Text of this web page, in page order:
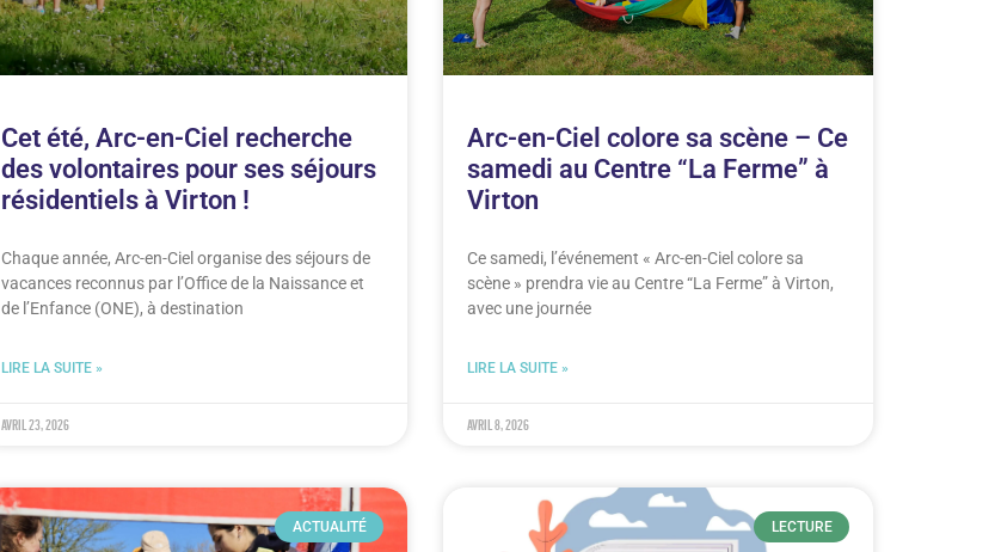
Cet été, Arc-en-Ciel recherche
des volontaires pour ses séjours
résidentiels à Virton !
Chaque année, Arc-en-Ciel organise des séjours de
vacances reconnus par l’Office de la Naissance et
de l’Enfance (ONE), à destination
LIRE LA SUITE »
avril 23, 2026
Arc-en-Ciel colore sa scène – Ce
samedi au Centre “La Ferme” à
Virton
Ce samedi, l’événement « Arc-en-Ciel colore sa
scène » prendra vie au Centre “La Ferme” à Virton,
avec une journée
LIRE LA SUITE »
avril 8, 2026
ACTUALITÉ LECTURE